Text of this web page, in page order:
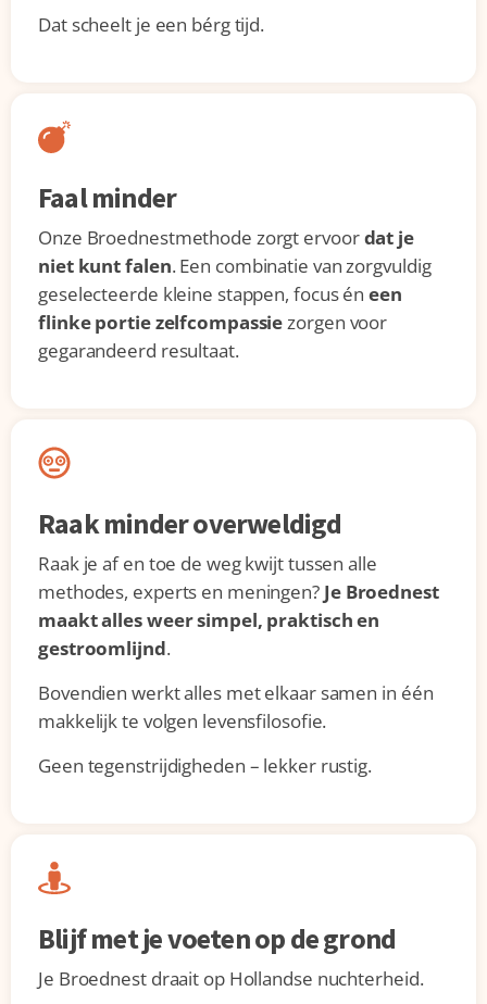
Dat scheelt je een bérg tijd.
Faal minder
Onze Broednestmethode zorgt ervoordat je
niet kunt falen. Een combinatie van zorgvuldig
geselecteerde kleine stappen, focus éneen
flinke portie zelfcompassiezorgen voor
gegarandeerd resultaat.
Raak minder overweldigd
Raak je af en toe de weg kwijt tussen alle
methodes, experts en meningen? Je Broednest
maakt alles weer simpel, praktisch en
gestroomlijnd.
Bovendien werkt alles met elkaar samen in één
makkelijk te volgen levensfilosofie.
Geen tegenstrijdigheden – lekker rustig.
Blijf met je voeten op de grond
Je Broednest draait op Hollandse nuchterheid.